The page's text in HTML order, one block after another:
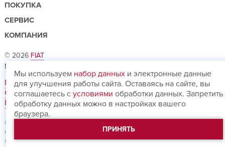
Мы используем набор данных и электронные данные
для улучшения работы сайта. Оставаясь на сайте, вы
соглашаетесь с условиями обработки данных. Запретить
обработку данных можно в настройках вашего
браузера.
ПРИНЯТЬ
ПОКУПКА
СЕРВИС
КОМПАНИЯ
© 2026 FIAT
Major Auto - официальный дилер ФИАТ в Москве.
Политика конфиденциальности
Согласие на обработку персональных данных
Fiat Professional Карта сайта
Обращаем ваше внимание на то, что данный Интернет-сайт носит
исключительно информационный характер и ни при каких условиях не
является публичной офертой, определяемой положениями Статьи 437